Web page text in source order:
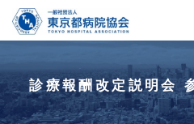
診
療
報
改
定
説
明
診療報酬改定説明会